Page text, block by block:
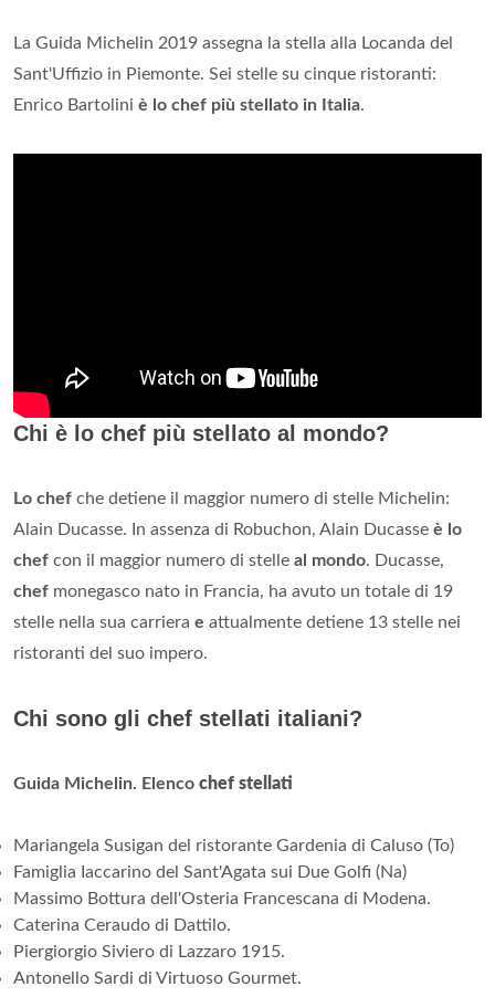
La Guida Michelin 2019 assegna la stella alla Locanda del
Sant'Uffizio in Piemonte. Sei stelle su cinque ristoranti:
Enrico Bartolini è lo chef più stellato in Italia.
Chi è lo chef più stellato al mondo?
Lo chef che detiene il maggior numero di stelle Michelin:
Alain Ducasse. In assenza di Robuchon, Alain Ducasse è lo
chef con il maggior numero di stelle al mondo. Ducasse,
chef monegasco nato in Francia, ha avuto un totale di 19
stelle nella sua carriera e attualmente detiene 13 stelle nei
ristoranti del suo impero.
Chi sono gli chef stellati italiani?
Guida Michelin. Elenco chef stellati
Mariangela Susigan del ristorante Gardenia di Caluso (To)
Famiglia Iaccarino del Sant'Agata sui Due Golfi (Na)
Massimo Bottura dell'Osteria Francescana di Modena.
Caterina Ceraudo di Dattilo.
Piergiorgio Siviero di Lazzaro 1915.
Antonello Sardi di Virtuoso Gourmet.